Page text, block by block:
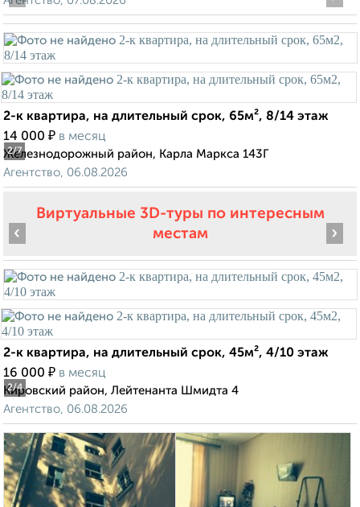
2/7
2-к квартира, на длительный срок, 65м², 8/14 этаж
14 000 ₽ в месяц
Железнодорожный район, Карла Маркса 143Г
Агентство, 06.08.2026
Виртуальные 3D-туры по интересным
местам
2/4
‹ ›
2-к квартира, на длительный срок, 45м², 4/10 этаж
16 000 ₽ в месяц
Кировский район, Лейтенанта Шмидта 4
Агентство, 06.08.2026